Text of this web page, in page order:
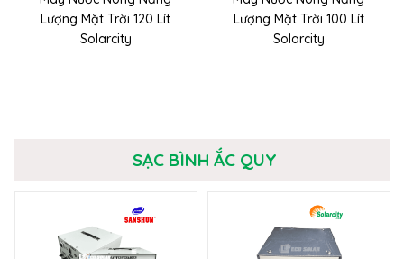
Lượng Mặt Trời 120 Lít
Solarcity
Lượng Mặt Trời 100 Lít
Solarcity
SẠC BÌNH ẮC QUY